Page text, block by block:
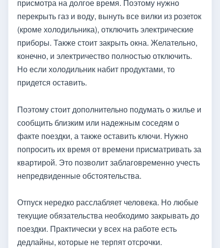
присмотра на долгое время. Поэтому нужно
перекрыть газ и воду, вынуть все вилки из розеток
(кроме холодильника), отключить электрические
приборы. Также стоит закрыть окна. Желательно,
конечно, и электричество полностью отключить.
Но если холодильник набит продуктами, то
придется оставить.
Поэтому стоит дополнительно подумать о жилье и
сообщить близким или надежным соседям о
факте поездки, а также оставить ключи. Нужно
попросить их время от времени присматривать за
квартирой. Это позволит заблаговременно учесть
непредвиденные обстоятельства.
Отпуск нередко расслабляет человека. Но любые
текущие обязательства необходимо закрывать до
поездки. Практически у всех на работе есть
дедлайны, которые не терпят отсрочки.